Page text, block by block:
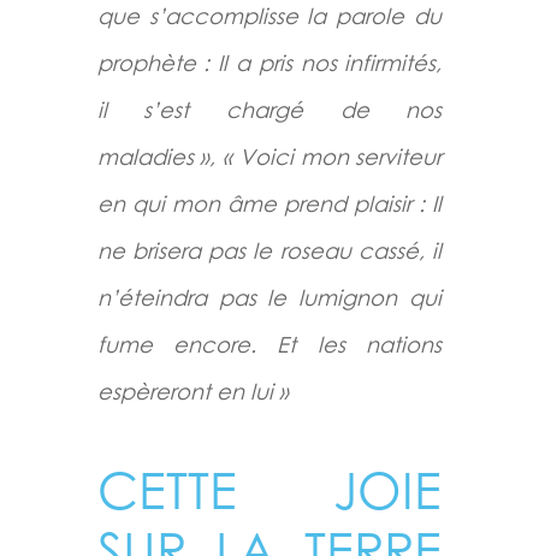
que s’accomplisse la parole du
prophète : Il a pris nos infirmités,
il s’est chargé de nos
maladies », « Voici mon serviteur
en qui mon âme prend plaisir : Il
ne brisera pas le roseau cassé, il
n’éteindra pas le lumignon qui
fume encore. Et les nations
espèreront en lui »
CETTE JOIE